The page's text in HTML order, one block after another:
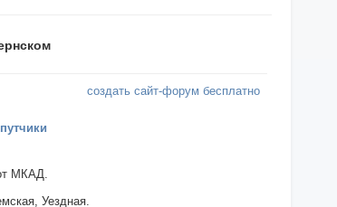
создать сайт-форум бесплатно
МКАД.
Уездная.